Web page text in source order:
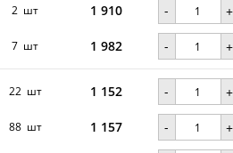
2 шт 1 910 - +
7 шт 1 982 - +
22 шт 1 152 - +
88 шт 1 157 - +